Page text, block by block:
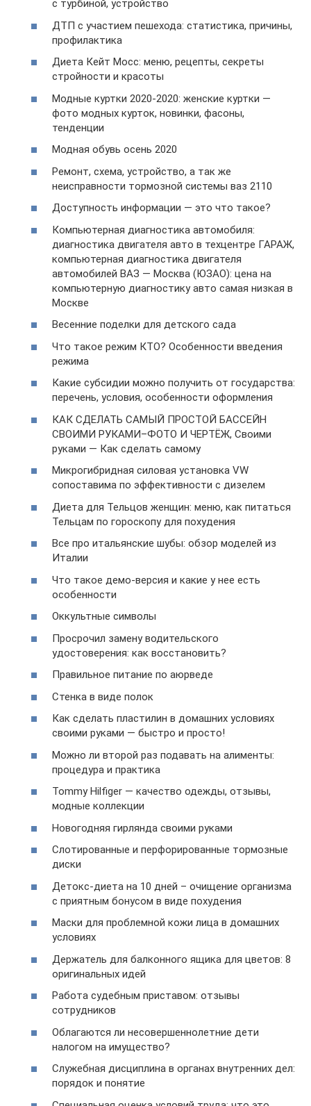
с турбиной, устройство
ДТП с участием пешехода: статистика, причины,
профилактика
Диета Кейт Мосс: меню, рецепты, секреты
стройности и красоты
Модные куртки 2020-2020: женские куртки —
фото модных курток, новинки, фасоны,
тенденции
Модная обувь осень 2020
Ремонт, схема, устройство, а так же
неисправности тормозной системы ваз 2110
Доступность информации — это что такое?
Компьютерная диагностика автомобиля:
диагностика двигателя авто в техцентре ГАРАЖ,
компьютерная диагностика двигателя
автомобилей ВАЗ — Москва (ЮЗАО): цена на
компьютерную диагностику авто самая низкая в
Москве
Весенние поделки для детского сада
Что такое режим КТО? Особенности введения
режима
Какие субсидии можно получить от государства:
перечень, условия, особенности оформления
КАК СДЕЛАТЬ САМЫЙ ПРОСТОЙ БАССЕЙН
СВОИМИ РУКАМИ–ФОТО И ЧЕРТЁЖ, Своими
руками — Как сделать самому
Микрогибридная силовая установка VW
сопоставима по эффективности с дизелем
Диета для Тельцов женщин: меню, как питаться
Тельцам по гороскопу для похудения
Все про итальянские шубы: обзор моделей из
Италии
Что такое демо-версия и какие у нее есть
особенности
Оккультные символы
Просрочил замену водительского
удостоверения: как восстановить?
Правильное питание по аюрведе
Стенка в виде полок
Как сделать пластилин в домашних условиях
своими руками — быстро и просто!
Можно ли второй раз подавать на алименты:
процедура и практика
Tommy Hilfiger — качество одежды, отзывы,
модные коллекции
Новогодняя гирлянда своими руками
Слотированные и перфорированные тормозные
диски
Детокс-диета на 10 дней – очищение организма
с приятным бонусом в виде похудения
Маски для проблемной кожи лица в домашних
условиях
Держатель для балконного ящика для цветов: 8
оригинальных идей
Работа судебным приставом: отзывы
сотрудников
Облагаются ли несовершеннолетние дети
налогом на имущество?
Служебная дисциплина в органах внутренних дел:
порядок и понятие